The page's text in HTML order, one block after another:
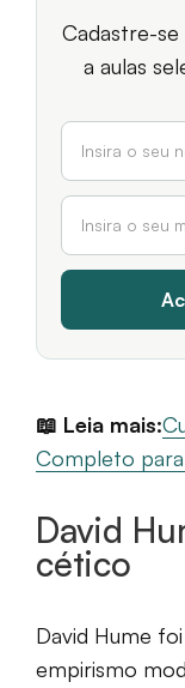
Cadastre-
a aulas
📖 Leia mais:
Completo
David
cético
David Hume
empirismo